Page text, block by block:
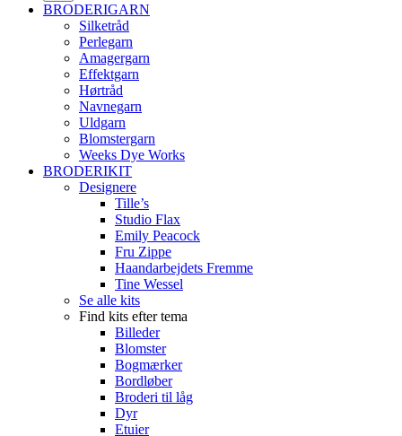
BRODERIGARN
Silketråd
Perlegarn
Amagergarn
Effektgarn
Hørtråd
Navnegarn
Uldgarn
Blomstergarn
Weeks Dye Works
BRODERIKIT
Designere
Tille’s
Studio Flax
Emily Peacock
Fru Zippe
Haandarbejdets Fremme
Tine Wessel
Se alle kits
Find kits efter tema
Billeder
Blomster
Bogmærker
Bordløber
Broderi til låg
Dyr
Etuier